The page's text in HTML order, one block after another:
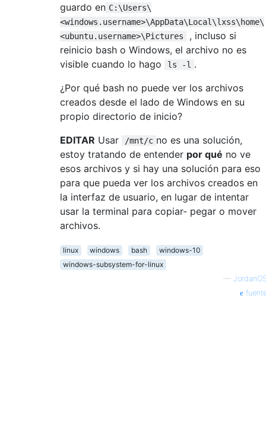
guardo en C:\Users\
<windows.username>\AppData\Local\lxss\home\
<ubuntu.username>\Pictures
, incluso si
reinicio bash o Windows, el archivo no es
visible cuando lo hago
ls -l .
¿Por qué bash no puede ver los archivos
creados desde el lado de Windows en su
propio directorio de inicio?
EDITAR Usar /mnt/c no es una solución,
estoy tratando de entender por qué no ve
esos archivos y si hay una solución para eso
para que pueda ver los archivos creados en
la interfaz de usuario, en lugar de intentar
usar la terminal para copiar- pegar o mover
archivos.
linux windows bash
windows-10
windows-subsystem-for-linux
—